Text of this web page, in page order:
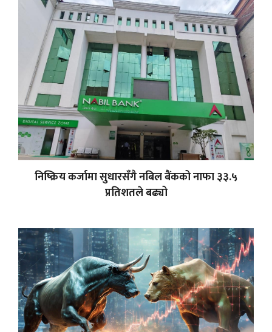
निष्क्रिय कर्जामा सुधारसँगै नबिल बैंकको नाफा ३३.५
प्रतिशतले बढ्यो